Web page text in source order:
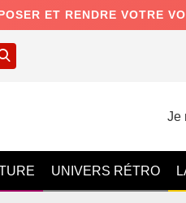
ET RENDRE VOTRE
Je
UNIVERS RÉTRO